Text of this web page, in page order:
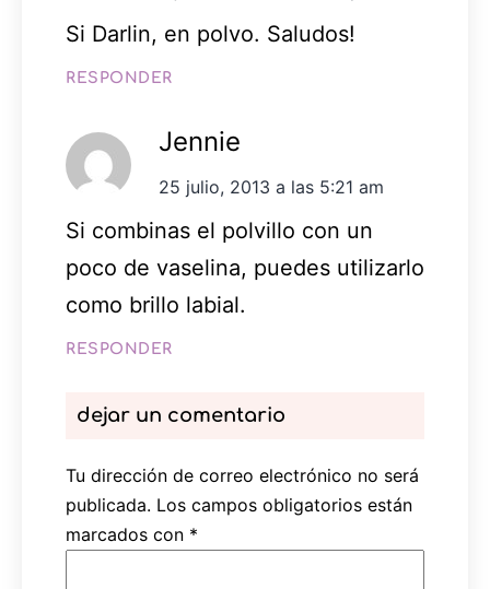
Si Darlin, en polvo. Saludos!
RESPONDER
Jennie
25 julio, 2013 a las 5:21 am
Si combinas el polvillo con un
poco de vaselina, puedes utilizarlo
como brillo labial.
RESPONDER
dejar un comentario
Tu dirección de correo electrónico no será
publicada. Los campos obligatorios están
marcados con *